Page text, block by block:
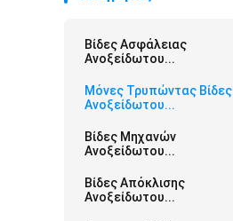
Βίδες Ασφάλειας
Ανοξείδωτου...
Μόνες Τρυπώντας Βίδες
Ανοξείδωτου...
Βίδες Μηχανών
Ανοξείδωτου...
Βίδες Απόκλισης
Ανοξείδωτου...